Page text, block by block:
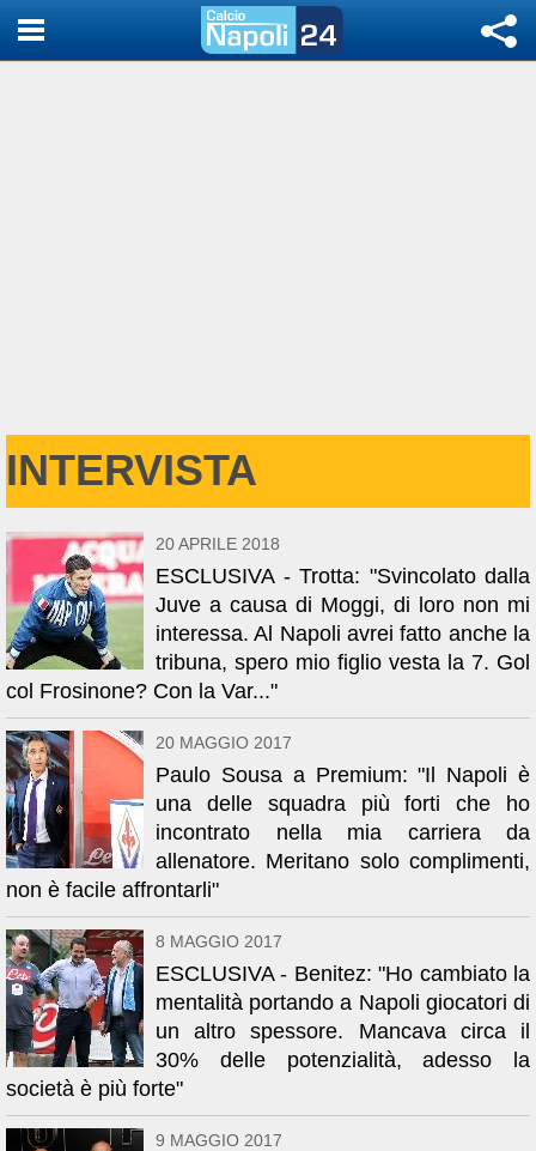
INTERVISTA
20 APRILE 2018
ESCLUSIVA - Trotta: "Svincolato dalla
Juve a causa di Moggi, di loro non mi
interessa. Al Napoli avrei fatto anche la
tribuna, spero mio figlio vesta la 7. Gol
col Frosinone? Con la Var..."
20 MAGGIO 2017
Paulo Sousa a Premium: "Il Napoli è
una delle squadra più forti che ho
incontrato nella mia carriera da
allenatore. Meritano solo complimenti,
non è facile affrontarli"
8 MAGGIO 2017
ESCLUSIVA - Benitez: "Ho cambiato la
mentalità portando a Napoli giocatori di
un altro spessore. Mancava circa il
30% delle potenzialità, adesso la
società è più forte"
9 MAGGIO 2017